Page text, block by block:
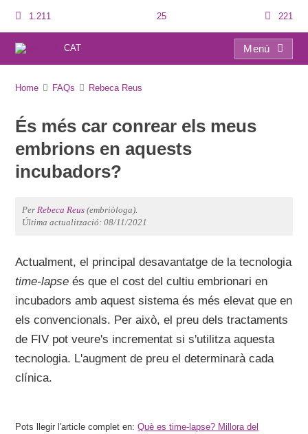
1.211 25 221
CAT
Menú
Home FAQs Rebeca Reus
És més car conrear els meus
embrions en aquests
incubadors?
PerRebeca Reus (embriòloga).
Última actualització: 08/11/2021
Actualment, el principal desavantatge de la tecnologia
time-lapse és que el cost del cultiu embrionari en
incubadors amb aquest sistema és més elevat que en
els convencionals. Per això, el preu dels tractaments
de FIV pot veure's incrementat si s'utilitza aquesta
tecnologia. L'augment de preu el determinarà cada
clínica.
Pots llegir l'article complet en:Què es time-lapse? Millora del